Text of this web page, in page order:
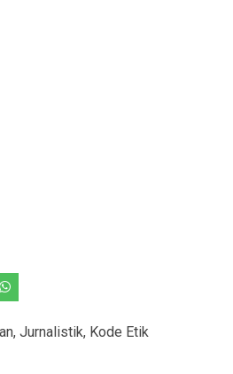
, Jurnalistik, Kode Etik